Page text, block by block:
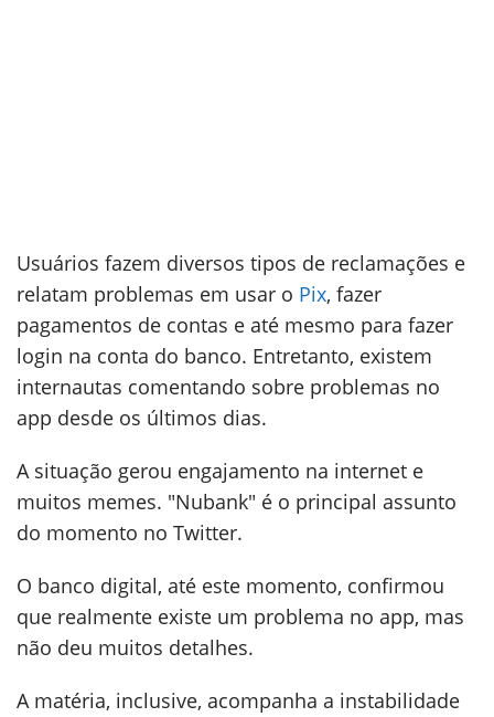
Usuários fazem diversos tipos de reclamações e
relatam problemas em usar o Pix, fazer
pagamentos de contas e até mesmo para fazer
login na conta do banco. Entretanto, existem
internautas comentando sobre problemas no
app desde os últimos dias.
A situação gerou engajamento na internet e
muitos memes. "Nubank" é o principal assunto
do momento no Twitter.
O banco digital, até este momento, confirmou
que realmente existe um problema no app, mas
não deu muitos detalhes.
A matéria, inclusive, acompanha a instabilidade